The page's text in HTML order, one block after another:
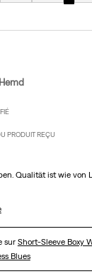
PRODUIT REÇU
Qualität ist wie von
sur Short-Sleeve Boxy
Blues